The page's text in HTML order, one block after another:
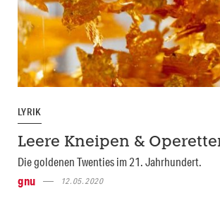
LYRIK
Leere Kneipen &
Die goldenen Twenties im 21. Jahrhundert.
gnu
12.05.2020